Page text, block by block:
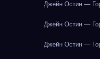
Джейн Остин —
Джейн Остин —
Джейн Остин —